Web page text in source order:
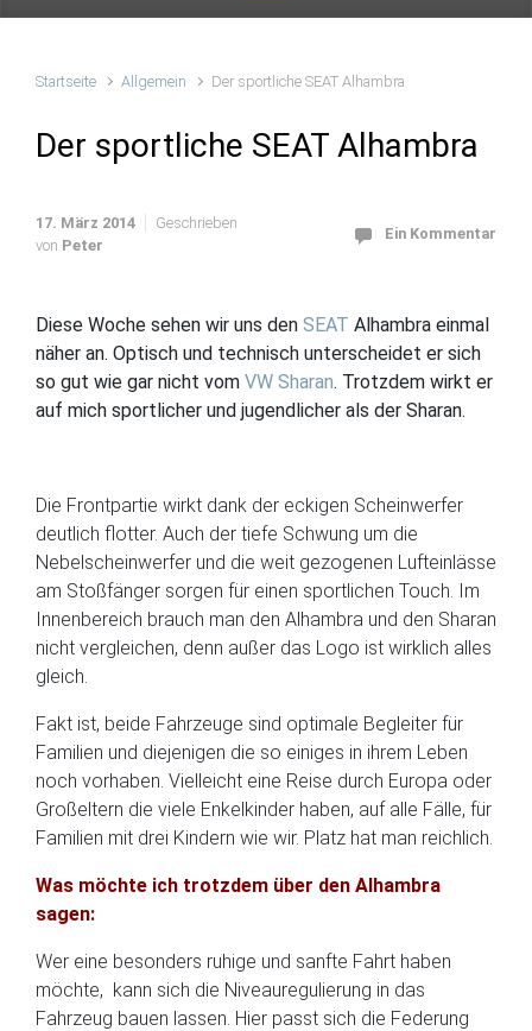
Startseite Allgemein Der sportliche SEAT Alhambra
Der sportliche SEAT Alhambra
17. März 2014
Geschrieben
von Peter
Ein Kommentar
Diese Woche sehen wir uns den SEAT Alhambra einmal
näher an. Optisch und technisch unterscheidet er sich
so gut wie gar nicht vom VW Sharan. Trotzdem wirkt er
auf mich sportlicher und jugendlicher als der Sharan.
Die Frontpartie wirkt dank der eckigen Scheinwerfer
deutlich flotter. Auch der tiefe Schwung um die
Nebelscheinwerfer und die weit gezogenen Lufteinlässe
am Stoßfänger sorgen für einen sportlichen Touch. Im
Innenbereich brauch man den Alhambra und den Sharan
nicht vergleichen, denn außer das Logo ist wirklich alles
gleich.
Fakt ist, beide Fahrzeuge sind optimale Begleiter für
Familien und diejenigen die so einiges in ihrem Leben
noch vorhaben. Vielleicht eine Reise durch Europa oder
Großeltern die viele Enkelkinder haben, auf alle Fälle, für
Familien mit drei Kindern wie wir. Platz hat man reichlich.
Was möchte ich trotzdem über den Alhambra
sagen:
Wer eine besonders ruhige und sanfte Fahrt haben
möchte, kann sich die Niveauregulierung in das
Fahrzeug bauen lassen. Hier passt sich die Federung